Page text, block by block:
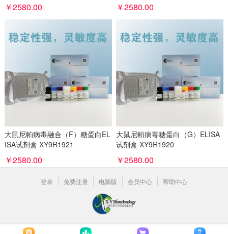
￥2580.00 ￥2580.00
大鼠尼帕病毒融合（F）糖蛋白EL
ISA试剂盒 XY9R1921
￥2580.00
大鼠尼帕病毒糖蛋白（G）ELISA
试剂盒 XY9R1920
￥2580.00
登录 免费注册 电脑版 会员中心 帮助中心